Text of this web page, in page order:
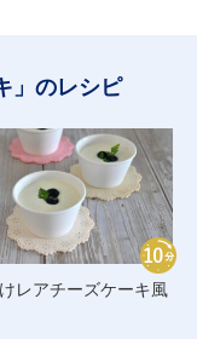
」のレシピ
レアチーズケーキ風